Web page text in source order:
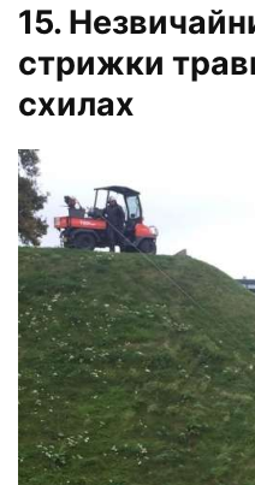
15.
стрижки
схилах